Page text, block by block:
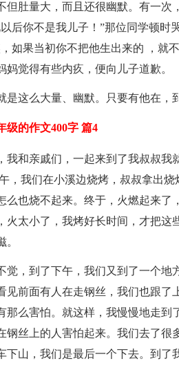
但肚量大，而且还很幽默。有一次
后你不是我儿子！”那位同学顿
如果当初你不把他生出来的 ，就
妈觉得有些内疚，便向儿子道歉。
是这么大量、幽默。只要有他在，
级的作文400字 篇4
我和亲戚们，一起来到了我叔叔
，我们在小溪边烧烤，叔叔拿出
么也烧不起来。终于，火燃起来了
火太小了，我烤好长时间，才把这
觉，到了下午，我们又到了一个地
见前面有人在走钢丝，我们也跟
那么害怕。就这样，我慢慢地走
钢丝上的人害怕起来。我们去了很
下山，我们是最后一个下去。到